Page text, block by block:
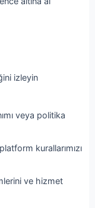
izleyin
veya politika
kurallarımızı
ve hizmet